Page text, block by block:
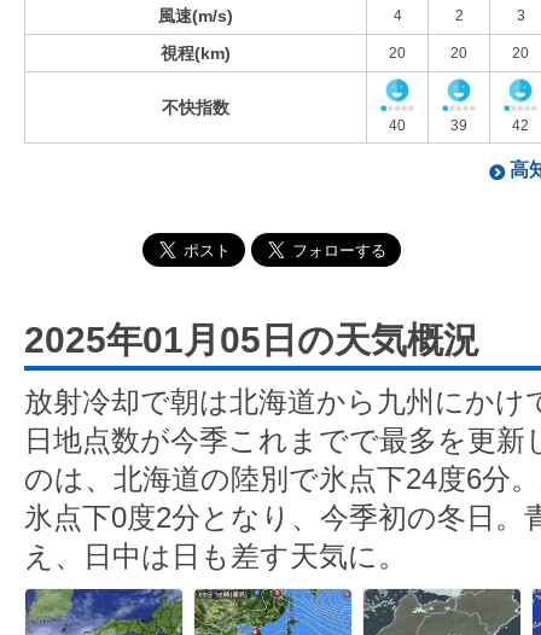
風速(m/s) 4 2 3
視程(km) 20 20 20
不快指数
40 39 42
高
2025年01月05日の天気概況
放射冷却で朝は北海道から九州にかけ
日地点数が今季これまでで最多を更
のは、北海道の陸別で氷点下24度6分
氷点下0度2分となり、今季初の冬日。
え、日中は日も差す天気に。